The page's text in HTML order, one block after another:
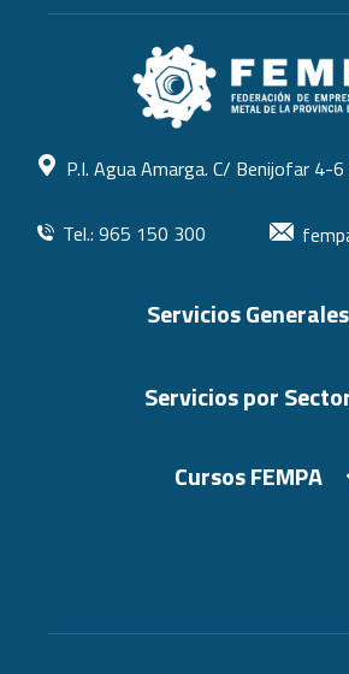
P.I. Agua Amarga. C/ Benijofar 4-
Tel.: 965 150 300
Servicios Generales
Servicios por
Cursos FEMPA